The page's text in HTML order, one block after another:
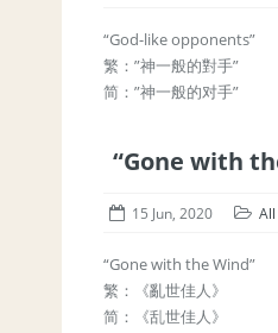
“God-like opponents”
繁：”神一般的對手”
简：”神一般的对手”
“Gone with
15 Jun, 2020
“Gone with the Wind”
繁：《亂世佳人》
简：《乱世佳人》